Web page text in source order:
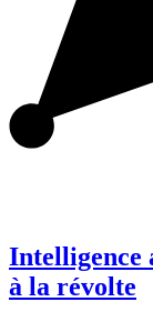
Intelligence
à la révolte